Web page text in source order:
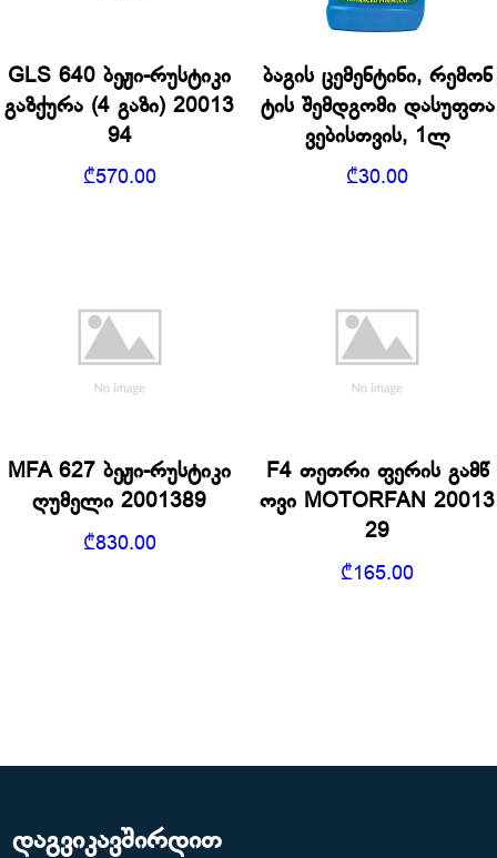
GLS 640 ბეჟი-რუსტიკი
გაზქურა (4 გაზი) 20013
94
₾570.00
ბაგის ცემენტინი, რემონ
ტის შემდგომი დასუფთა
ვებისთვის, 1ლ
₾30.00
MFA 627 ბეჟი-რუსტიკი
ღუმელი 2001389
₾830.00
F4 თეთრი ფერის გამწ
ოვი MOTORFAN 20013
29
₾165.00
დაგვიკავშირდით